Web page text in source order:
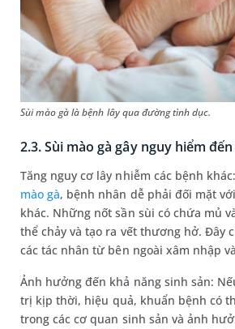
Sùi mào gà là bệnh lây qua đường tình dục.
2.3. Sùi mào gà gây nguy hiểm
Tăng nguy cơ lây nhiễm các bệnh
mào gà, bệnh nhân dễ phải đối mặt
khác. Những nốt sần sùi có chứa mủ
thể chảy và tạo ra vết thương hở. Đây
các tác nhân từ bên ngoài xâm nhập
Ảnh hưởng đến khả năng sinh sản:
trị kịp thời, hiệu quả, khuẩn bệnh có
trong các cơ quan sinh sản và ảnh